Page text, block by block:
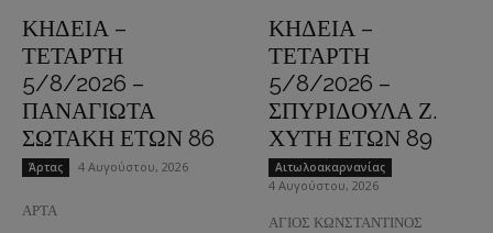
ΚΗΔΕΙΑ –
ΤΕΤΑΡΤΗ
5/8/2026 –
ΠΑΝΑΓΙΩΤΑ
ΣΩΤΑΚΗ ΕΤΩΝ 86
Άρτας 4 Αυγούστου, 2026
ΑΡΤΑ
ΚΗΔΕΙΑ –
ΤΕΤΑΡΤΗ
5/8/2026 –
ΣΠΥΡΙΔΟΥΛΑ Ζ.
ΧΥΤΗ ΕΤΩΝ 89
Aιτωλοακαρνανίας
4 Αυγούστου, 2026
ΑΓΙΟΣ ΚΩΝΣΤΑΝΤΙΝΟΣ